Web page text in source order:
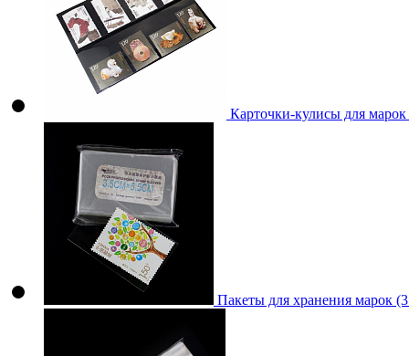
Карточки-кулисы для
Пакеты для хранения марок